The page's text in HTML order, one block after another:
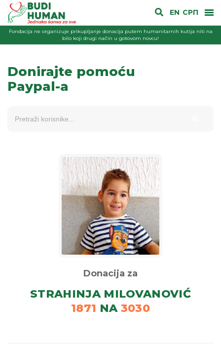
EN СРП
Fondacija ne organizuje prikupljanje donacija putem humanitarnih kutija niti na
bilo koji drugi način u gotovom novcu!
Donirajte pomoću
Paypal-a
Donacija za
STRAHINJA MILOVANOVIĆ
1871 NA 3030